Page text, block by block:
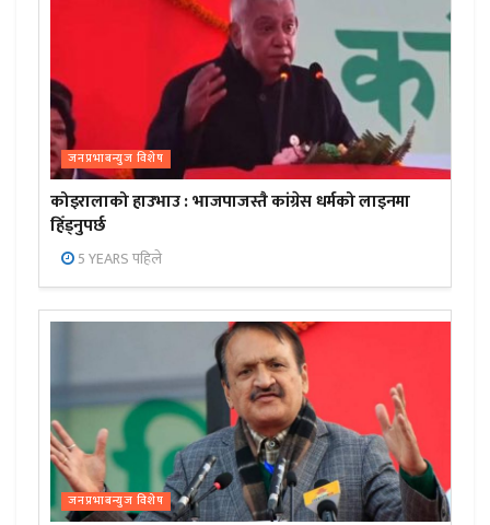
जनप्रभाबन्युज विशेष
कोइरालाको हाउभाउ : भाजपाजस्तै कांग्रेस धर्मको लाइनमा
हिँड्नुपर्छ
5 YEARS पहिले
जनप्रभाबन्युज विशेष